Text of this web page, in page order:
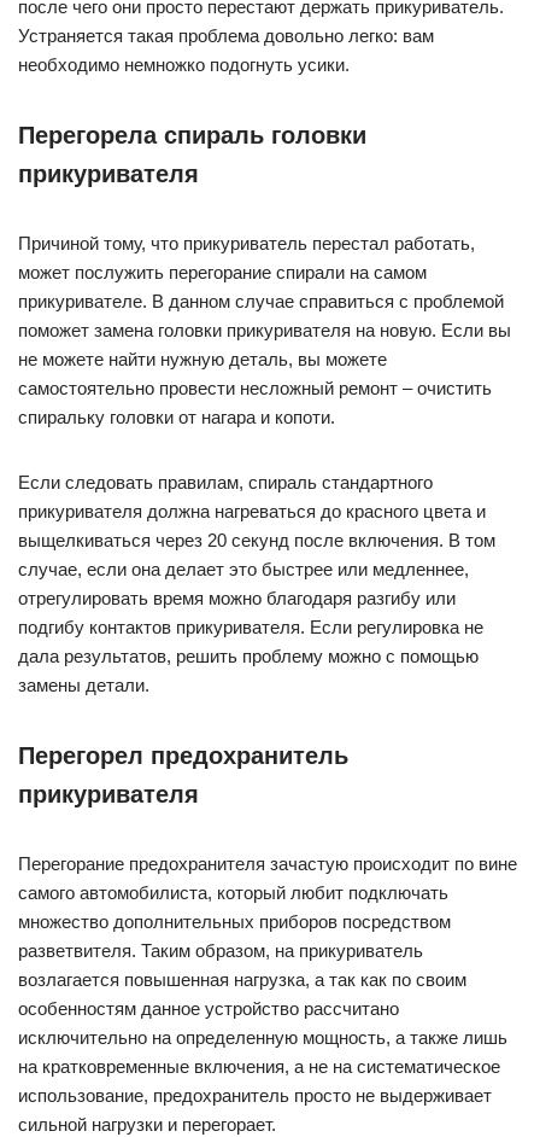
прикуривателя должна нагреваться до красного цвета и
выщелкиваться через 20 секунд после включения. В том
случае, если она делает это быстрее или медленнее,
подгибу контактов прикуривателя. Если регулировка не
замены детали.
Перегорел предохранитель
прикуривателя
Перегорание предохранителя зачастую происходит по вине
самого автомобилиста, который любит подключать
множество дополнительных приборов посредством
возлагается повышенная нагрузка, а так как по своим
особенностям данное устройство рассчитано
исключительно на определенную мощность, а также лишь
на кратковременные включения, а не на систематическое
использование, предохранитель просто не выдерживает
сильной нагрузки и перегорает.
Данная проблема имеет решение, хотя оно и не лишено
предохранителем, но это может привести к сгоранию всего
а также гнезда прикуривателя специалисты не советуют
разветвители, а также категорически запрещается
подключать к прикуривателю устройства, штекеры которых
собраны не плотно или болтаются – в таком случае
возможно замыкание и возникновение многих
дополнительных проблем.
Обрыв проводки
Еще одной неисправностью, при которой работа прибора